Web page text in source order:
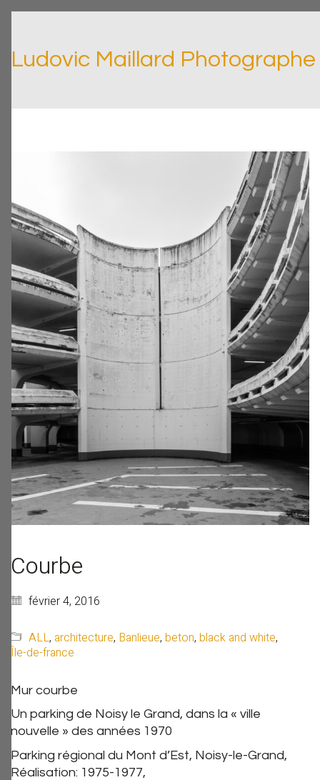
Ludovic Maillard Photographe
Courbe
février 4, 2016
ALL, architecture, Banlieue, beton, black and white,
Île-de-france
Mur courbe
Un parking de Noisy le Grand, dans la « ville
nouvelle » des années 1970
Parking régional du Mont d’Est, Noisy-le-Grand,
Réalisation: 1975-1977,